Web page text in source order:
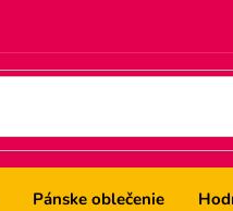
Pánske oblečenie